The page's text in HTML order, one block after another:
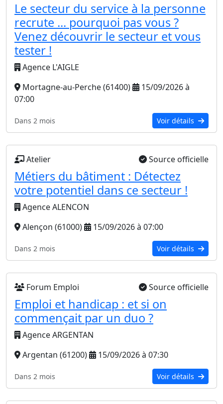
Le secteur du service à la personne
recrute ... pourquoi pas vous ?
Venez découvrir le secteur et vous
tester !
Agence L'AIGLE
Mortagne-au-Perche (61400)
15/09/2026 à
07:00
Dans 2 mois Voir détails
Atelier Source officielle
Métiers du bâtiment : Détectez
votre potentiel dans ce secteur !
Agence ALENCON
Alençon (61000)
15/09/2026 à 07:00
Dans 2 mois Voir détails
Forum Emploi Source officielle
Emploi et handicap : et si on
commençait par un duo ?
Agence ARGENTAN
Argentan (61200)
15/09/2026 à 07:30
Dans 2 mois Voir détails